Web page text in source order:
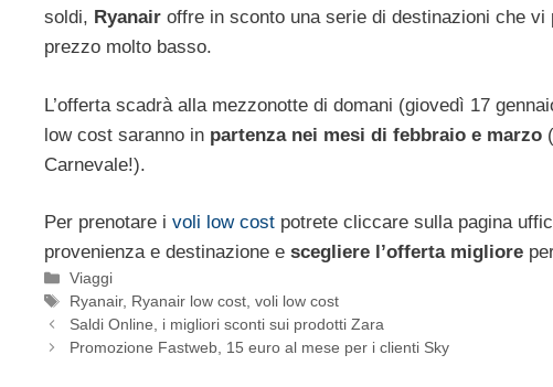
soldi, Ryanair offre in sconto una serie di destinazioni che
prezzo molto basso.
L’offerta scadrà alla mezzonotte di domani (giovedì 17
low cost saranno in partenza nei mesi di febbraio e marzo
Carnevale!).
Per prenotare i voli low cost potrete cliccare sulla pagina
provenienza e destinazione e scegliere l’offerta migliore
Categorie
Viaggi
Tag
Ryanair, Ryanair low cost,voli low cost
Saldi Online, i migliori sconti sui prodotti Zara
Promozione Fastweb, 15 euro al mese per i clienti Sky